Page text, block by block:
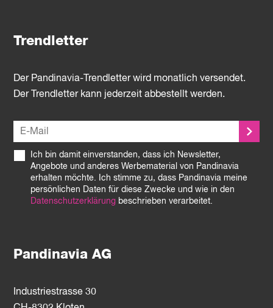
Pandinavia AG
Industriestrasse 30
Trendletter
Der Pandinavia-Trendletter wird monatlich versendet.
Der Trendletter kann jederzeit abbestellt werden.
Ich bin damit einverstanden, dass ich Newsletter,
Angebote und anderes Werbematerial von Pandinavia
erhalten möchte. Ich stimme zu, dass Pandinavia meine
persönlichen Daten für diese Zwecke und wie in den
Datenschutzerklärung beschrieben verarbeitet.